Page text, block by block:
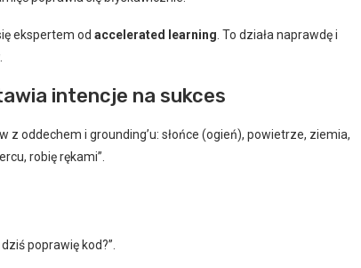
ekspertem od accelerated learning . To działa naprawdę i
intencje na sukces
oddechem i grounding’u: słońce (ogień), powietrze, ziemia,
robię rękami”.
poprawię kod?”.